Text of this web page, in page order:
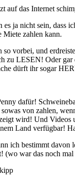
auf das Internet
es ja nicht sein, dass
Miete zahlen kann.
vorbei, und
zu LESEN! Oder gar
dürft ihr sogar
dafür!
von zahlen,
wird! Und Videos
Land verfügbar!
ich bestimmt davon
(wo war das noch